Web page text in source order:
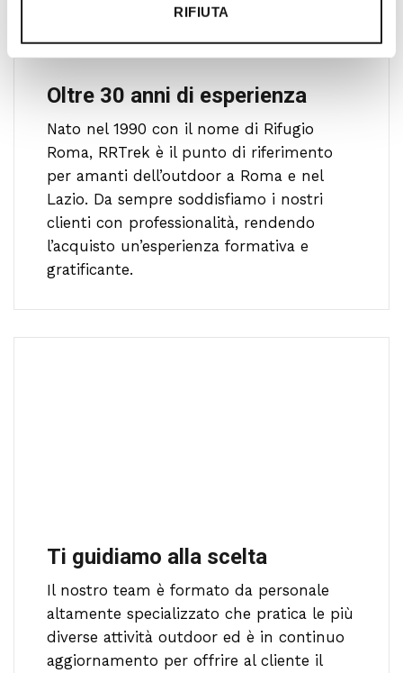
RIFIUTA
Oltre 30 anni di esperienza
Nato nel 1990 con il nome di Rifugio
Roma, RRTrek è il punto di riferimento
per amanti dell’outdoor a Roma e nel
Lazio. Da sempre soddisfiamo i nostri
clienti con professionalità, rendendo
l’acquisto un’esperienza formativa e
gratificante.
Ti guidiamo alla scelta
Il nostro team è formato da personale
altamente specializzato che pratica le più
diverse attività outdoor ed è in continuo
aggiornamento per offrire al cliente il